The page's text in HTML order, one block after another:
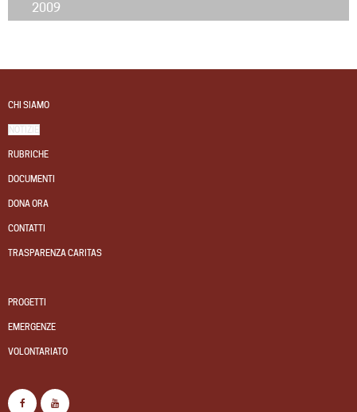
2009
CHI SIAMO
NOTIZIE
RUBRICHE
DOCUMENTI
DONA ORA
CONTATTI
TRASPARENZA CARITAS
PROGETTI
EMERGENZE
VOLONTARIATO